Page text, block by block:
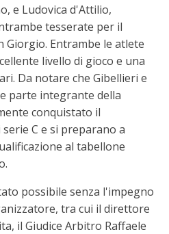
e Ludovica d'Attilio,
tesserate per il
Giorgio. Entrambe le atlete
livello di gioco e una
Da notare che Gibellieri e
parte integrante della
conquistato il
C e si preparano a
al tabellone
possibile senza l'impegno
tra cui il direttore
il Giudice Arbitro Raffaele